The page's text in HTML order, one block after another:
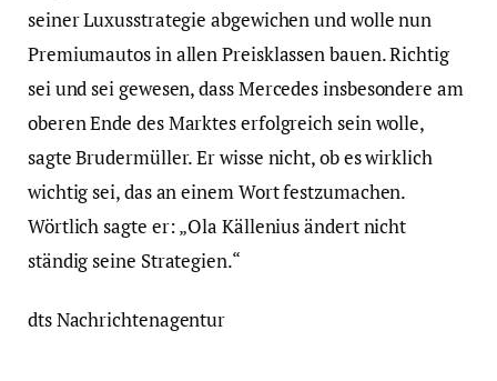
seiner Luxusstrategie abgewichen und wolle nun
Premiumautos in allen Preisklassen bauen. Richtig
sei und sei gewesen, dass Mercedes insbesondere am
oberen Ende des Marktes erfolgreich sein wolle,
sagte Brudermüller. Er wisse nicht, ob es wirklich
wichtig sei, das an einem Wort festzumachen.
Wörtlich sagte er: „Ola Källenius ändert nicht
ständig seine Strategien.“
dts Nachrichtenagentur